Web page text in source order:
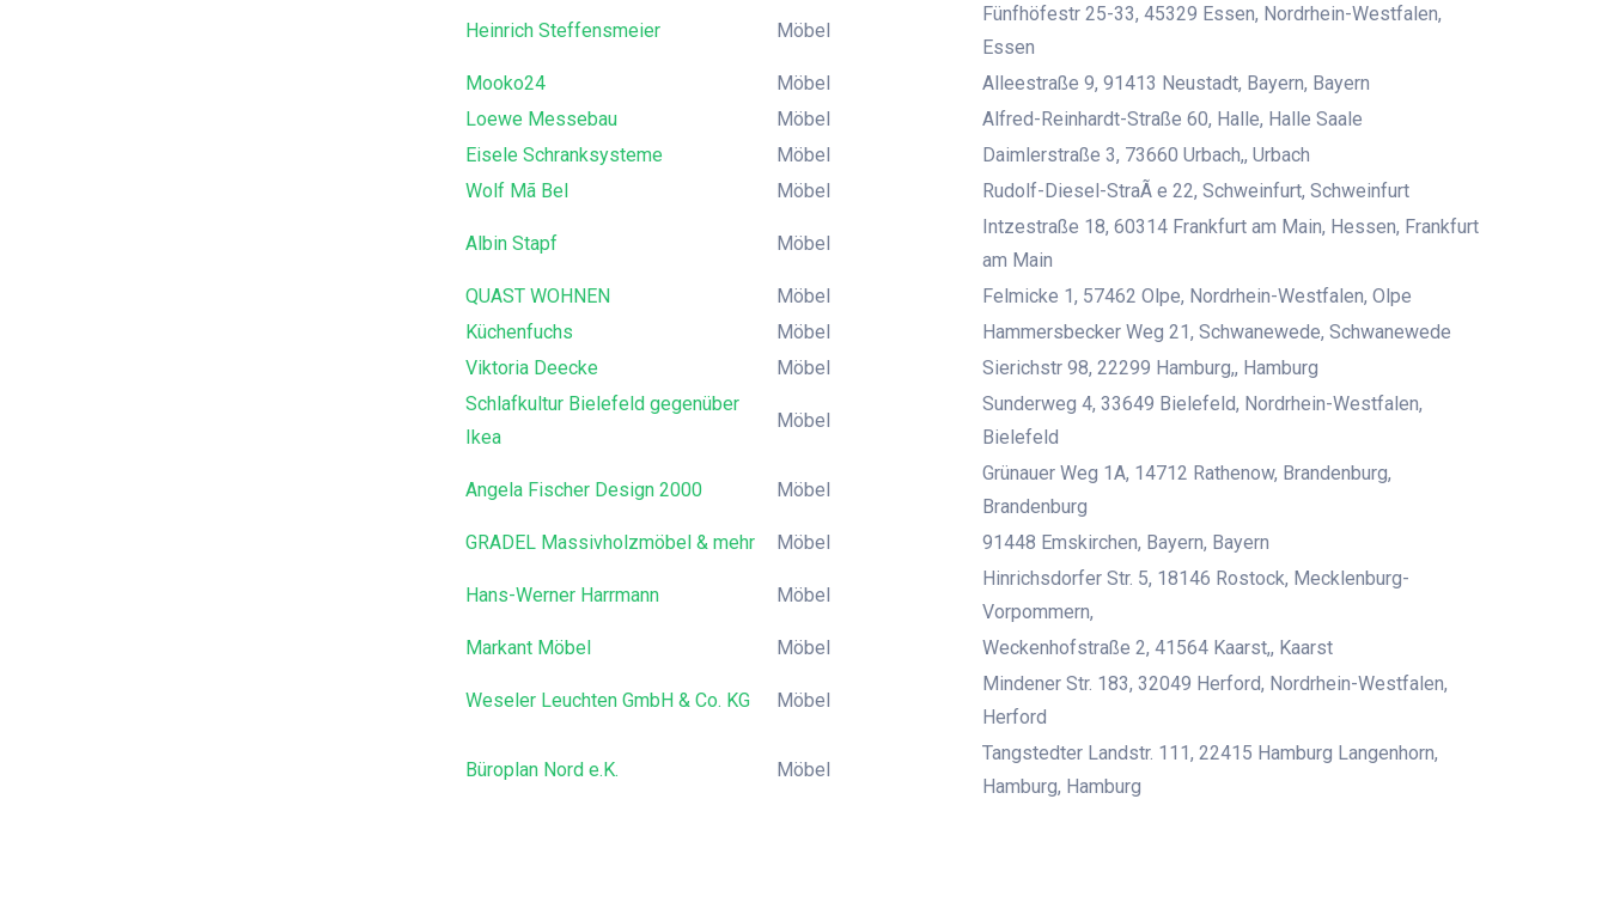
Heinrich Steffensmeier Möbel
Fünfhöfestr 25-33, 45329 Essen, Nordrhein-Westfalen,
Essen
Mooko24
Möbel
Alleestraße 9, 91413 Neustadt, Bayern, Bayern
Loewe Messebau
Möbel
Alfred-Reinhardt-Straße 60, Halle, Halle Saale
Eisele Schranksysteme
Möbel
Daimlerstraße 3, 73660 Urbach,, Urbach
Wolf Mã Bel
Möbel Rudolf-Diesel-StraÃ e 22, Schweinfurt, Schweinfurt
Albin Stapf Möbel
Intzestraße 18, 60314 Frankfurt am Main, Hessen, Frankfurt
am Main
QUAST WOHNEN
Möbel
Felmicke 1, 57462 Olpe, Nordrhein-Westfalen, Olpe
Küchenfuchs
Möbel
Hammersbecker Weg 21, Schwanewede, Schwanewede
Viktoria Deecke
Möbel
Sierichstr 98, 22299 Hamburg,, Hamburg
Schlafkultur Bielefeld gegenüber
Ikea
Möbel
Sunderweg 4, 33649 Bielefeld, Nordrhein-Westfalen,
Bielefeld
Angela Fischer Design 2000 Möbel
Grünauer Weg 1A, 14712 Rathenow, Brandenburg,
Brandenburg
GRADEL Massivholzmöbel & mehr
Möbel 91448 Emskirchen, Bayern, Bayern
Hans-Werner Harrmann Möbel
Hinrichsdorfer Str. 5, 18146 Rostock, Mecklenburg-
Vorpommern,
Markant Möbel
Möbel Weckenhofstraße 2, 41564 Kaarst,, Kaarst
Weseler Leuchten GmbH & Co. KG Möbel
Mindener Str. 183, 32049 Herford, Nordrhein-Westfalen,
Herford
Büroplan Nord e.K. Möbel
Tangstedter Landstr. 111, 22415 Hamburg Langenhorn,
Hamburg, Hamburg